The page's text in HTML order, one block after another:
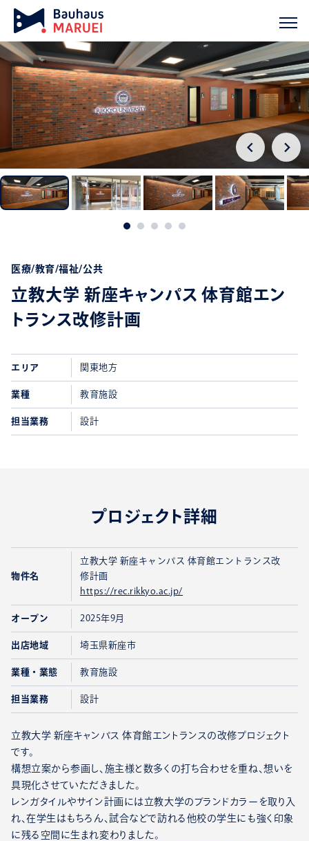
ホーム 実績紹介 chevron_right
医療/教育/福祉/公共
立教大学 新座キャンパス 体育館エン
トランス改修計画
エリア 関東地方
業種 教育施設
担当業務 設計
プロジェクト詳細
物件名
立教大学 新座キャンパス 体育館エントランス改
修計画
https://rec.rikkyo.ac.jp/
オープン 2025年9月
出店地域 埼玉県新座市
業種・業態 教育施設
担当業務 設計
立教大学 新座キャンパス 体育館エントランスの改修プロジェクト
です。
構想立案から参画し、施主様と数多くの打ち合わせを重ね、想いを
具現化させていただきました。
レンガタイルやサイン計画には立教大学のブランドカラーを取り入
れ、在学生はもちろん、試合などで訪れる他校の学生にも強く印象
に残る空間に生まれ変わりました。